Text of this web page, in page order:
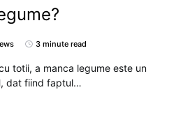
3 minute read
totii, a manca legume este un
dat fiind faptul…